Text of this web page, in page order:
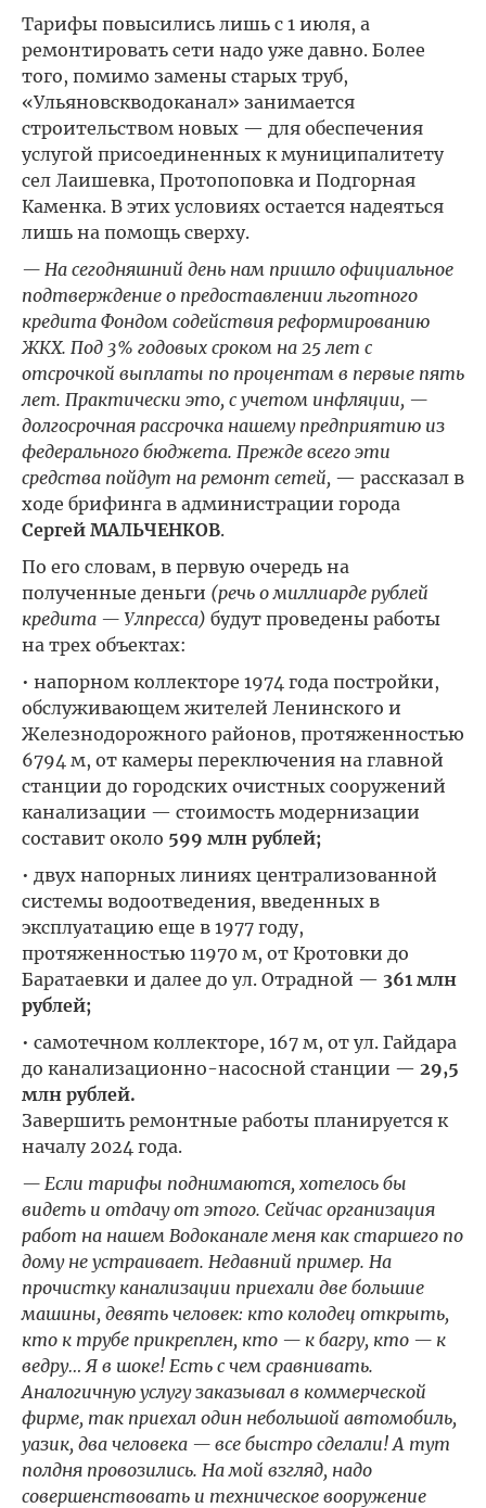
Тарифы повысились лишь с 1 июля, а
ремонтировать сети надо уже давно. Более
того, помимо замены старых труб,
«Ульяновскводоканал» занимается
строительством новых — для обеспечения
услугой присоединенных к муниципалитету
сел Лаишевка, Протопоповка и Подгорная
Каменка. В этих условиях остается надеяться
лишь на помощь сверху.
— На сегодняшний день нам пришло официальное
подтверждение о предоставлении льготного
кредита Фондом содействия реформированию
ЖКХ. Под 3% годовых сроком на 25 лет с
отсрочкой выплаты по процентам в первые пять
лет. Практически это, с учетом инфляции, —
долгосрочная рассрочка нашему предприятию из
федерального бюджета. Прежде всего эти
средства пойдут на ремонт сетей, — рассказал в
ходе брифинга в администрации города
Сергей МАЛЬЧЕНКОВ.
По его словам, в первую очередь на
полученные деньги (речь о миллиарде рублей
кредита — Улпресса) будут проведены работы
на трех объектах:
• напорном коллекторе 1974 года постройки,
обслуживающем жителей Ленинского и
Железнодорожного районов, протяженностью
6794 м, от камеры переключения на главной
станции до городских очистных сооружений
канализации — стоимость модернизации
составит около 599 млн рублей;
• двух напорных линиях централизованной
системы водоотведения, введенных в
эксплуатацию еще в 1977 году,
протяженностью 11970 м, от Кротовки до
Баратаевки и далее до ул. Отрадной — 361 млн
рублей;
• самотечном коллекторе, 167 м, от ул. Гайдара
до канализационно-насосной станции — 29,5
млн рублей.
Завершить ремонтные работы планируется к
началу 2024 года.
— Если тарифы поднимаются, хотелось бы
видеть и отдачу от этого. Сейчас организация
работ на нашем Водоканале меня как старшего по
дому не устраивает. Недавний пример. На
прочистку канализации приехали две большие
машины, девять человек: кто колодец открыть,
кто к трубе прикреплен, кто — к багру, кто — к
ведру… Я в шоке! Есть с чем сравнивать.
Аналогичную услугу заказывал в коммерческой
фирме, так приехал один небольшой автомобиль,
уазик, два человека — все быстро сделали! А тут
полдня провозились. На мой взгляд, надо
совершенствовать и техническое вооружение